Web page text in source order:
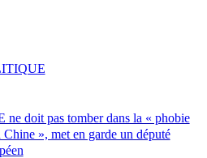
ne doit pas tomber dans la « phobie
Chine », met en garde un député